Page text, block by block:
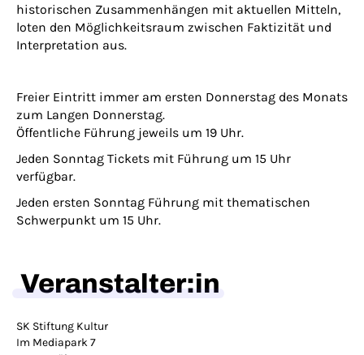
historischen Zusammenhängen mit aktuellen Mitteln,
loten den Möglichkeitsraum zwischen Faktizität und
Interpretation aus.
Freier Eintritt immer am ersten Donnerstag des Monats
zum Langen Donnerstag.
Öffentliche Führung jeweils um 19 Uhr.
Jeden Sonntag Tickets mit Führung um 15 Uhr
verfügbar.
Jeden ersten Sonntag Führung mit thematischen
Schwerpunkt um 15 Uhr.
Veranstalter:in
SK Stiftung Kultur
Im Mediapark 7